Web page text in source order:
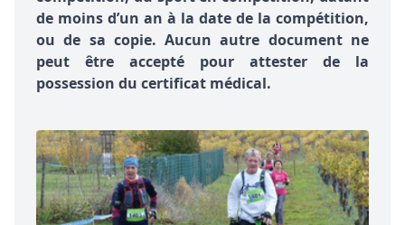
de moins d’un an à la date de la compétition,
ou de sa copie. Aucun autre document ne
peut être accepté pour attester de la
possession du certificat médical.